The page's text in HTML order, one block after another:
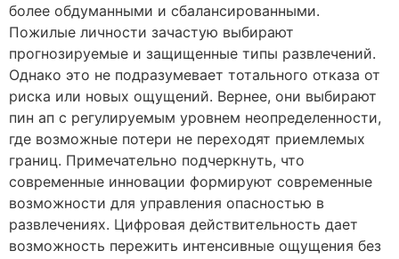
более обдуманными и сбалансированными.
Пожилые личности зачастую выбирают
прогнозируемые и защищенные типы развлечений.
Однако это не подразумевает тотального отказа от
риска или новых ощущений. Вернее, они выбирают
пин ап с регулируемым уровнем неопределенности,
где возможные потери не переходят приемлемых
границ. Примечательно подчеркнуть, что
современные инновации формируют современные
возможности для управления опасностью в
развлечениях. Цифровая действительность дает
возможность пережить интенсивные ощущения без